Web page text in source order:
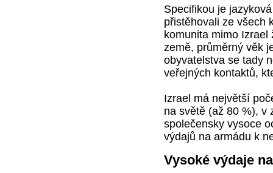
Specifikou je
přistěhovali ze všech
komunita mimo Izrael
země, průměrný věk
obyvatelstva se tady
veřejných kontaktů,
Izrael má největší
na světě (až 80 %), v
společensky vysoce
výdajů na armádu k
Vysoké výdaje